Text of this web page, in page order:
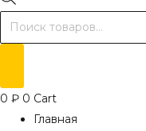
Поиск
товаров
0 ₽ 0 Cart
Главная